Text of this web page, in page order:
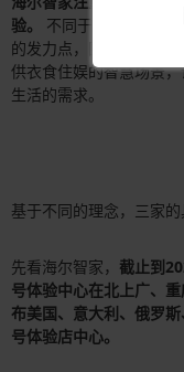
验。
不同于其他品牌只
的发力点，围绕在了用
供衣食住娱的智慧场景
生活的需求。
基于不同的理念，三家
先看海尔智家， 截止到
号体验中心在北上广、
布美国、意大利、俄罗
号体验店中心。